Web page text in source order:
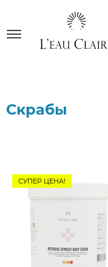
Скрабы
СУПЕР ЦЕНА!